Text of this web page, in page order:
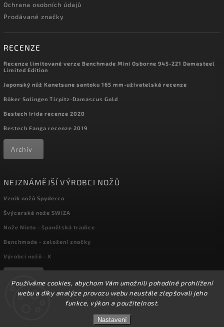
Používáme cookies, abychom Vám umožnili pohodlné prohlížení
webu a díky analýze provozu webu neustále zlepšovali jeho
funkce, výkon a použitelnost.
Nastavení
☀️Ve dnech 3-14.8 2026 máme zavřeno z důvodu
DOVOLENÉ. Eshop zůstává v provozu, objednávky
budeme zpracovávat v pondělí 17.8.2026. Děkujeme za
Ochrana osobních údajů
Prodávané značky
RECENZE
Recenze limitované verze Benchmade Mini Osborne 945-221 Damasteel
Limited Edition
Japonský nůž Kanetsune santoku 165 mm-uživatelská recenze
Böker Solingen Tirpitz-Damascus Gold
Bestech Irida recenze 2020
Bestech Fanga recenze 2019
Archiv
NEJZNÁMĚJŠÍ VÝROBCI NOŽŮ
Vznik nožů Spyderco
Švýcarské nože SWIZA
Nože Nieto - španělská tradice
Benchmade - založení značky
Výrobci nožů - X
kapesni-noze.cz
Upravit nastavení cookies